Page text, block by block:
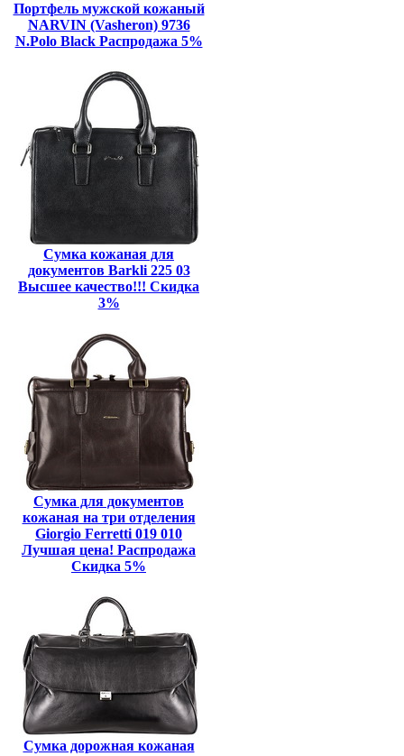
Портфель мужской кожаный
NARVIN (Vasheron) 9736
N.Polo Black Распродажа 5%
Сумка кожаная для
документов Barkli 225 03
Высшее качество!!! Скидка
3%
Сумка для документов
кожаная на три отделения
Giorgio Ferretti 019 010
Лучшая цена! Распродажа
Скидка 5%
Сумка дорожная кожаная